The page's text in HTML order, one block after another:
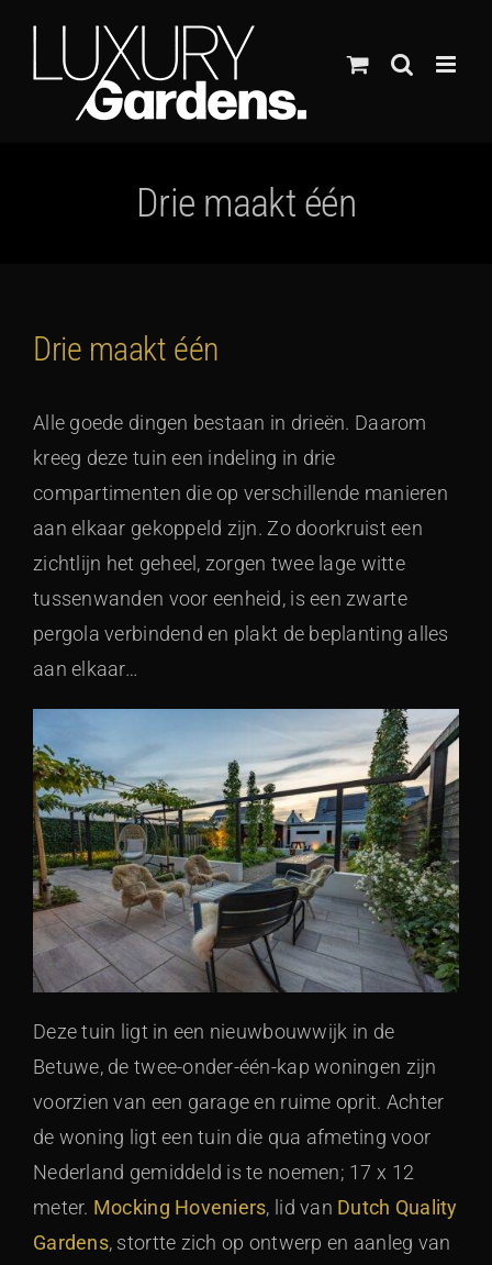
inhoud
Drie maakt één
Drie maakt één
Alle goede dingen bestaan in drieën. Daarom
kreeg deze tuin een indeling in drie
compartimenten die op verschillende manieren
aan elkaar gekoppeld zijn. Zo doorkruist een
zichtlijn het geheel, zorgen twee lage witte
tussenwanden voor eenheid, is een zwarte
pergola verbindend en plakt de beplanting alles
aan elkaar…
Deze tuin ligt in een nieuwbouwwijk in de
Betuwe, de twee-onder-één-kap woningen zijn
voorzien van een garage en ruime oprit. Achter
de woning ligt een tuin die qua afmeting voor
Nederland gemiddeld is te noemen; 17 x 12
meter. Mocking Hoveniers, lid van Dutch Quality
Gardens, stortte zich op ontwerp en aanleg van